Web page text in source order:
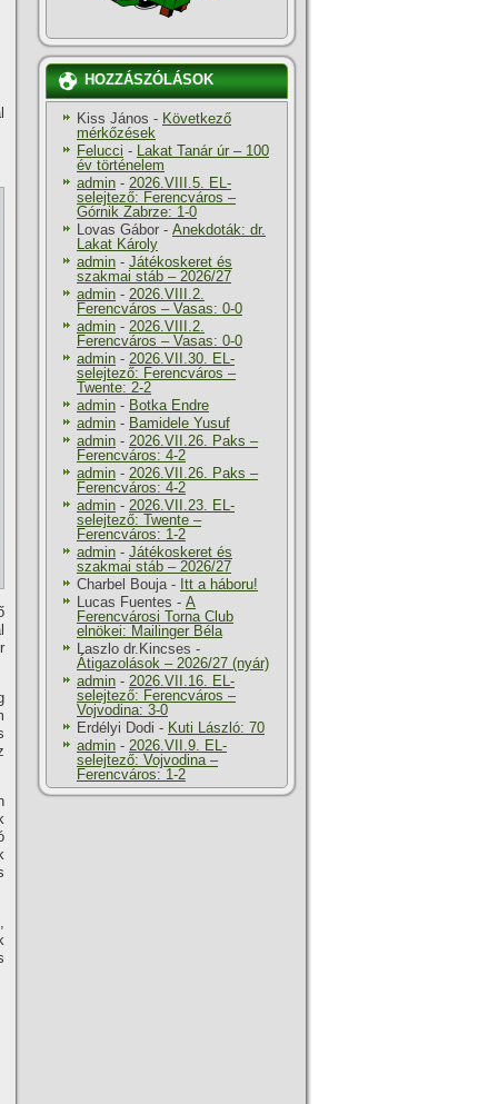
HOZZÁSZÓLÁSOK
Kiss János - Következő
mérkőzések
Felucci - Lakat Tanár úr – 100
év történelem
admin - 2026.VIII.5. EL-
selejtező: Ferencváros –
Górnik Zabrze: 1-0
Lovas Gábor - Anekdoták: dr.
Lakat Károly
admin - Játékoskeret és
szakmai stáb – 2026/27
admin - 2026.VIII.2.
Ferencváros – Vasas: 0-0
admin - 2026.VIII.2.
Ferencváros – Vasas: 0-0
admin - 2026.VII.30. EL-
selejtező: Ferencváros –
Twente: 2-2
admin - Botka Endre
admin - Bamidele Yusuf
admin - 2026.VII.26. Paks –
Ferencváros: 4-2
admin - 2026.VII.26. Paks –
Ferencváros: 4-2
admin - 2026.VII.23. EL-
selejtező: Twente –
Ferencváros: 1-2
admin - Játékoskeret és
szakmai stáb – 2026/27
Charbel Bouja- Itt a háboru!
Lucas Fuentes - A
Ferencvárosi Torna Club
elnökei: Mailinger Béla
Laszlo dr.Kincses -
Átigazolások – 2026/27 (nyár)
admin - 2026.VII.16. EL-
selejtező: Ferencváros –
Vojvodina: 3-0
Erdélyi Dodi - Kuti László: 70
admin - 2026.VII.9. EL-
selejtező: Vojvodina –
Ferencváros: 1-2